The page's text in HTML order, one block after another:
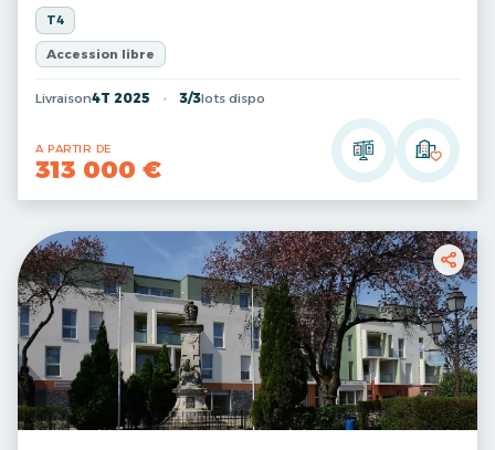
T4
Accession libre
Livraison4T 2025 3/3lots dispo
A PARTIR DE
313 000 €